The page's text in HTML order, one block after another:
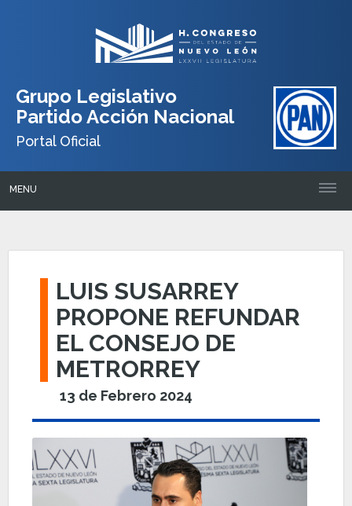
Grupo Legislativo
Partido Acción Nacional
Portal Oficial
MENU
LUIS SUSARREY
PROPONE REFUNDAR
EL CONSEJO DE
METRORREY
13 de Febrero 2024